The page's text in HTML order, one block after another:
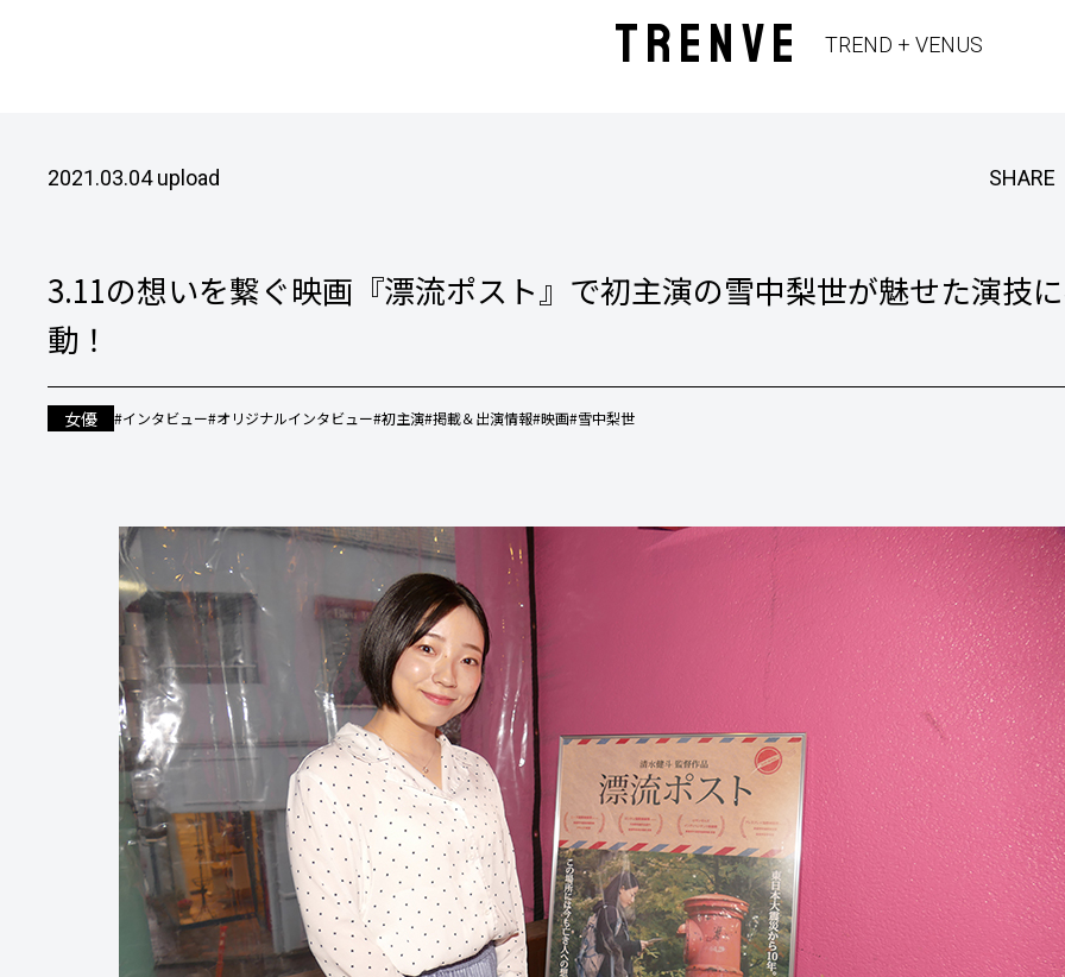
TRENVE TREND + VENUS
2021.03.04 upload SHARE
3.11の想いを繋ぐ映画『漂流ポスト』で初主演の雪中梨世が魅せた演技
動！
女優 #インタビュー#オリジナルインタビュー#初主演#掲載＆出演情報#映画#雪中梨世